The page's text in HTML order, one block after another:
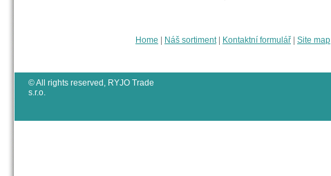
Home | Náš sortiment | Kontaktní formulář | Site map
© All rights reserved, RYJO Trade
s.r.o.